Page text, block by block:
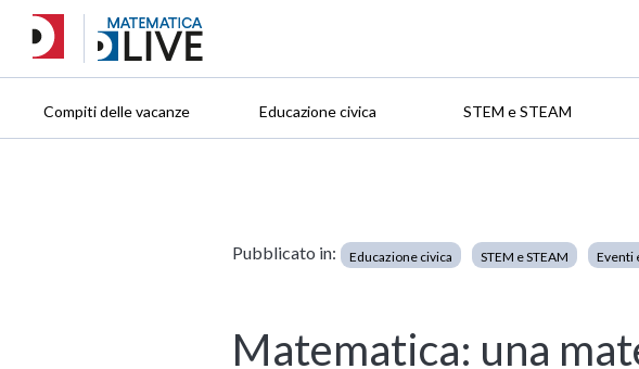
Compiti delle vacanze Educazione civica STEM e STEAM
Pubblicato in: Educazione civica STEM e STEAM Eventi
Matematica: una